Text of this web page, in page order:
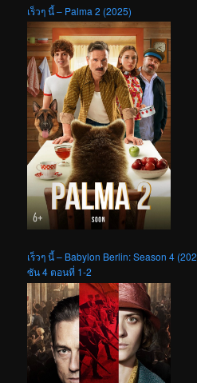
เร็วๆ นี้ – Palma 2 (2025)
เร็วๆ นี้ – Babylon Berlin: Season 4
ซัน 4 ตอนที่ 1-2